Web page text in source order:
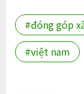
#đóng góp
#việt nam